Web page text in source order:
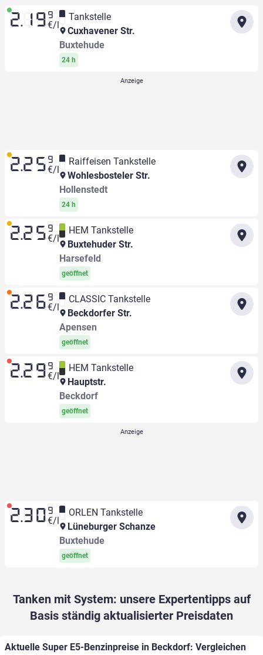
2.19 9
€/l
Tankstelle
Cuxhavener Str.
Buxtehude
24 h
2.25 9
€/l
Raiffeisen Tankstelle
Wohlesbosteler Str.
Hollenstedt
24 h
2.25 9
€/l
HEM Tankstelle
Buxtehuder Str.
Harsefeld
geöffnet
2.26 9
€/l
CLASSIC Tankstelle
Beckdorfer Str.
Apensen
geöffnet
2.29 9
€/l
HEM Tankstelle
Hauptstr.
Beckdorf
geöffnet
2.30 9
€/l
ORLEN Tankstelle
Lüneburger Schanze
Buxtehude
geöffnet
Tanken mit System: unsere Expertentipps auf
Basis ständig aktualisierter Preisdaten
Aktuelle Super E5-Benzinpreise in Beckdorf: Vergleichen